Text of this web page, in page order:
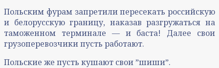
Польским фурам запретили пересекать российскую
и белорусскую границу, наказав разгружаться на
таможенном терминале — и баста! Далее свои
грузоперевозчики пусть работают.
Польские же пусть кушают свои ˮшишиˮ.